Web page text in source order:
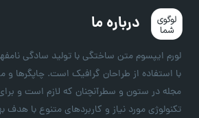
درباره ما
لورم ایپسوم متن ساختگی با تولید سادگی
با استفاده از طراحان گرافیک است. چاپگرها و
مجله در ستون و سطرآنچنان که لازم است و
تکنولوژی مورد نیاز و کاربردهای متنوع با هدف